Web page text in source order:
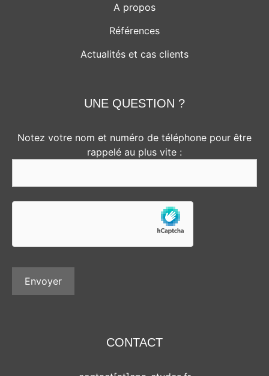
A propos
Références
Actualités et cas clients
UNE QUESTION ?
Notez votre nom et numéro de téléphone pour être
rappelé au plus vite :
CONTACT